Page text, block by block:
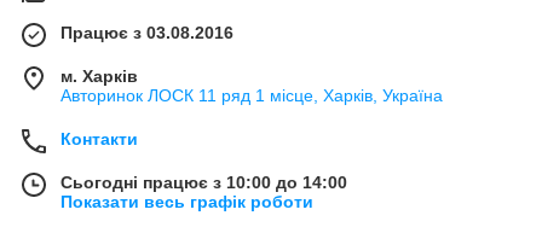
Працює з 03.08.2016
м. Харків
Авторинок ЛОСК 11 ряд 1 місце, Харків, Україна
Контакти
Сьогодні працює з 10:00 до 14:00
Показати весь графік роботи